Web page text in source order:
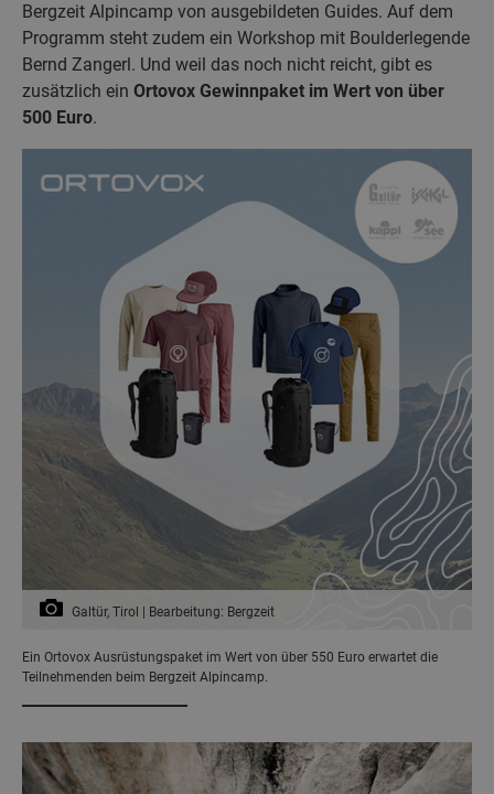
Bergzeit Alpincamp von ausgebildeten Guides. Auf dem
Programm steht zudem ein Workshop mit Boulderlegende
Bernd Zangerl. Und weil das noch nicht reicht, gibt es
zusätzlich ein Ortovox Gewinnpaket im Wert von über
500 Euro.
Galtür, Tirol | Bearbeitung: Bergzeit
Ein Ortovox Ausrüstungspaket im Wert von über 550 Euro erwartet die
Teilnehmenden beim Bergzeit Alpincamp.